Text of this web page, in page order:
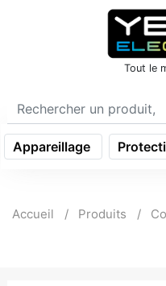
icon menu burger
Tout le
Appareillage
Accueil Produits